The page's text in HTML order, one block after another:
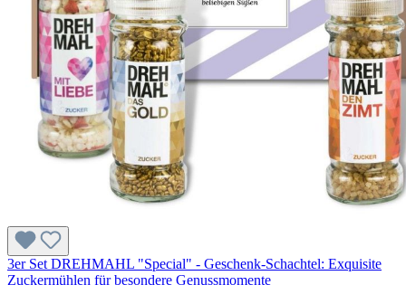
3er Set DREHMAHL "Special" - Geschenk-Schachtel: Exquisite
Zuckermühlen für besondere Genussmomente